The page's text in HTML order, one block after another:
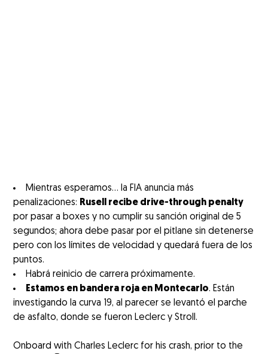
Mientras esperamos... la FIA anuncia más
penalizaciones: Rusell recibe drive-through penalty
por pasar a boxes y no cumplir su sanción original de 5
segundos; ahora debe pasar por el pitlane sin detenerse
pero con los límites de velocidad y quedará fuera de los
puntos.
Habrá reinicio de carrera próximamente.
Estamos en bandera roja en Montecarlo. Están
investigando la curva 19, al parecer se levantó el parche
de asfalto, donde se fueron Leclerc y Stroll.
Onboard with Charles Leclerc for his crash, prior to the